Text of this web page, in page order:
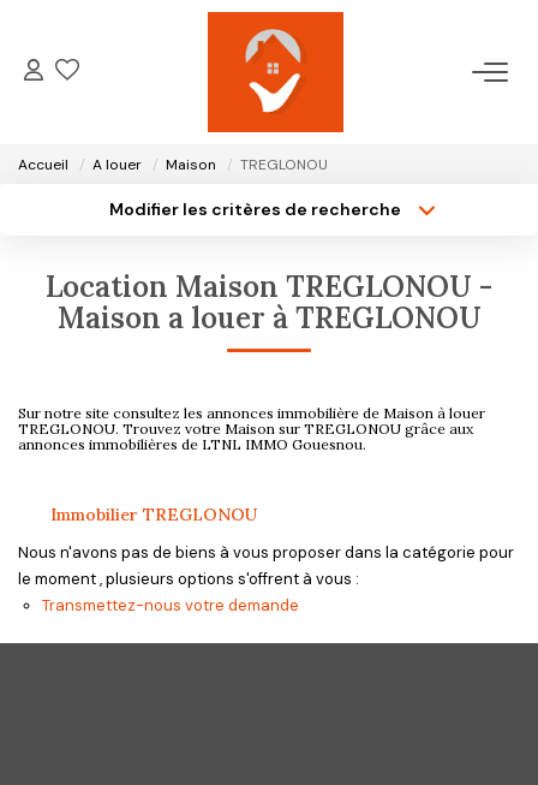
ACCUEIL
LOCATIONS
GESTION LOCATIVE
CONTACT
Accueil A louer Maison TREGLONOU
Modifier les critères de recherche
Sélectionnez...
Type de bien
Surface min
Créer une alerte
Location Maison TREGLONOU -
Maison a louer à TREGLONOU
Sur notre site consultez les annonces immobilière de Maison à louer
TREGLONOU. Trouvez votre Maison sur TREGLONOU grâce aux
annonces immobilières de LTNL IMMO Gouesnou.
Immobilier TREGLONOU
Nous n'avons pas de biens à vous proposer dans la catégorie pour
le moment , plusieurs options s'offrent à vous :
Transmettez-nous votre demande